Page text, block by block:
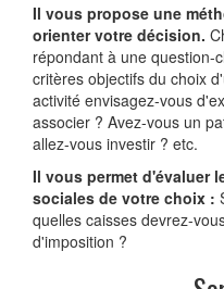
Il vous propose une
orienter votre décision.
répondant à une question-
critères objectifs du choix
activité envisagez-vous
associer ? Avez-vous un
allez-vous investir ? etc.
Il vous permet d'évaluer
sociales de votre choix :
quelles caisses devrez-
d'imposition ?